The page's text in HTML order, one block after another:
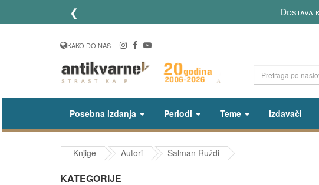
❮ Dostava
KAKO DO NAS
Posebna izdanja Periodi Teme Izdavači
Knjige Autori Salman Ruždi
KATEGORIJE